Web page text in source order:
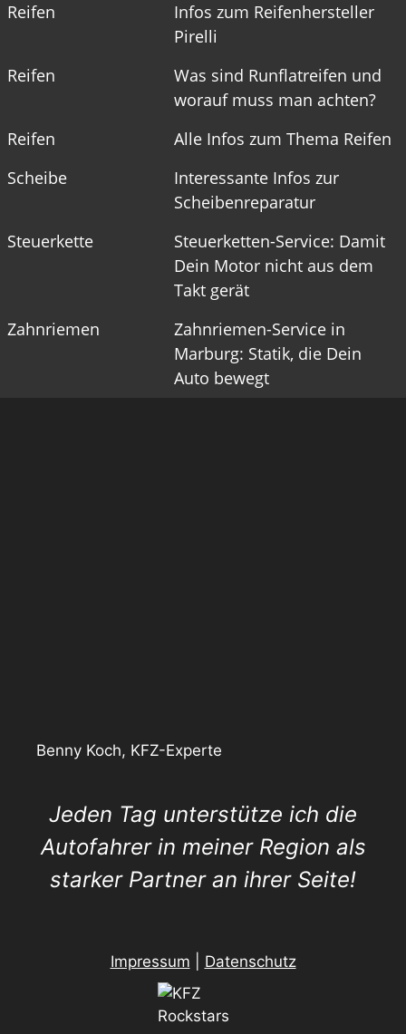
Reifen
Infos zum Reifenhersteller
Pirelli
Reifen
Was sind Runflatreifen und
worauf muss man achten?
Reifen
Alle Infos zum Thema Reifen
Scheibe
Interessante Infos zur
Scheibenreparatur
Steuerkette
Steuerketten-Service: Damit
Dein Motor nicht aus dem
Takt gerät
Zahnriemen
Zahnriemen-Service in
Marburg: Statik, die Dein
Auto bewegt
Benny Koch, KFZ-Experte
Jeden Tag unterstütze ich die
Autofahrer in meiner Region als
starker Partner an ihrer Seite!
Impressum Datenschutz